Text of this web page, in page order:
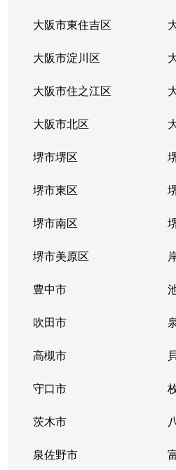
大阪市東住吉区
大阪市淀川区
大阪市住之江区
大阪市北区
堺市堺区
堺市東区
堺市南区
堺市美原区
豊中市
吹田市
高槻市
守口市
茨木市
泉佐野市